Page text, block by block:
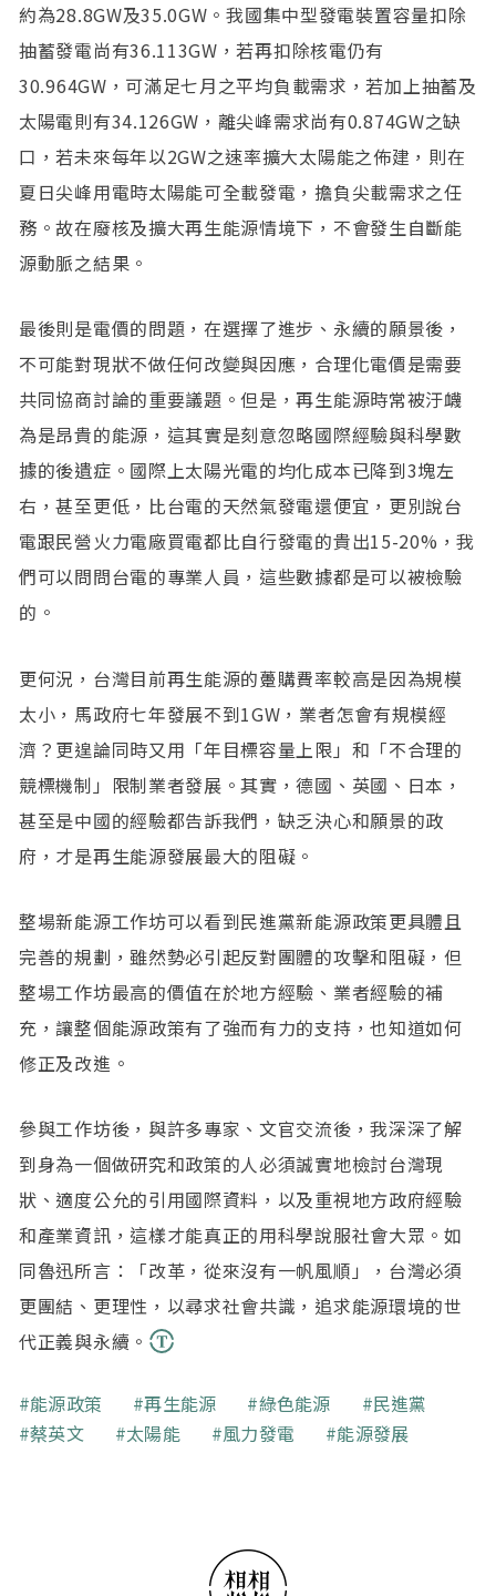
約為28.8GW及35.0GW。我國集中型發電裝置容量扣除
抽蓄發電尚有36.113GW，若再扣除核電仍有
30.964GW，可滿足七月之平均負載需求，若加上抽蓄及
太陽電則有34.126GW，離尖峰需求尚有0.874GW之缺
口，若未來每年以2GW之速率擴大太陽能之佈建，則在
夏日尖峰用電時太陽能可全載發電，擔負尖載需求之任
務。故在廢核及擴大再生能源情境下，不會發生自斷能
源動脈之結果。
最後則是電價的問題，在選擇了進步、永續的願景後，
不可能對現狀不做任何改變與因應，合理化電價是需要
共同協商討論的重要議題。但是，再生能源時常被汙衊
為是昂貴的能源，這其實是刻意忽略國際經驗與科學數
據的後遺症。國際上太陽光電的均化成本已降到3塊左
右，甚至更低，比台電的天然氣發電還便宜，更別說台
電跟民營火力電廠買電都比自行發電的貴出15-20%，我
們可以問問台電的專業人員，這些數據都是可以被檢驗
的。
更何況，台灣目前再生能源的躉購費率較高是因為規模
太小，馬政府七年發展不到1GW，業者怎會有規模經
濟？更遑論同時又用「年目標容量上限」和「不合理的
競標機制」限制業者發展。其實，德國、英國、日本，
甚至是中國的經驗都告訴我們，缺乏決心和願景的政
府，才是再生能源發展最大的阻礙。
整場新能源工作坊可以看到民進黨新能源政策更具體且
完善的規劃，雖然勢必引起反對團體的攻擊和阻礙，但
整場工作坊最高的價值在於地方經驗、業者經驗的補
充，讓整個能源政策有了強而有力的支持，也知道如何
修正及改進。
參與工作坊後，與許多專家、文官交流後，我深深了解
到身為一個做研究和政策的人必須誠實地檢討台灣現
狀、適度公允的引用國際資料，以及重視地方政府經驗
和產業資訊，這樣才能真正的用科學說服社會大眾。如
同魯迅所言：「改革，從來沒有一帆風順」，台灣必須
更團結、更理性，以尋求社會共識，追求能源環境的世
代正義與永續。
關鍵字
能源政策 再生能源 綠色能源
民進黨
蔡英文
太陽能 風力發電 能源發展